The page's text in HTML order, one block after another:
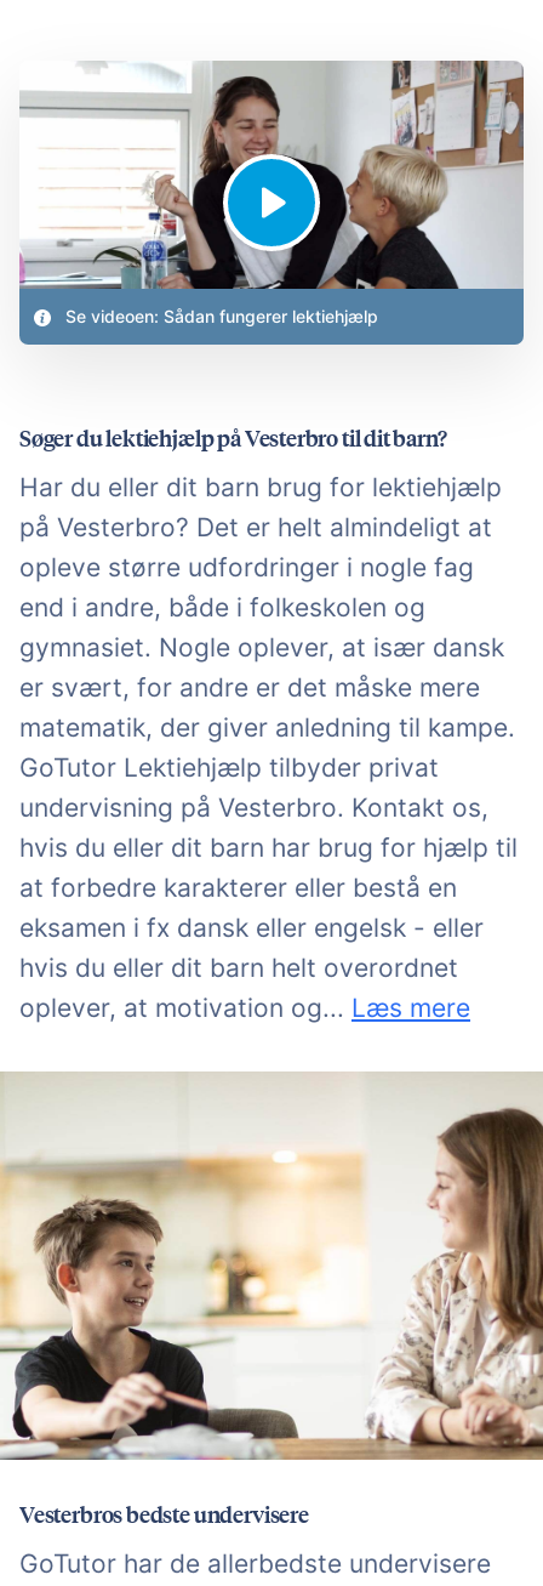
Se videoen: Sådan fungerer lektiehjælp
Søger du lektiehjælp på Vesterbro til dit barn?
Har du eller dit barn brug for lektiehjælp
på Vesterbro? Det er helt almindeligt at
opleve større udfordringer i nogle fag
end i andre, både i folkeskolen og
gymnasiet. Nogle oplever, at især dansk
er svært, for andre er det måske mere
matematik, der giver anledning til kampe.
GoTutor Lektiehjælp tilbyder privat
undervisning på Vesterbro. Kontakt os,
hvis du eller dit barn har brug for hjælp til
at forbedre karakterer eller bestå en
eksamen i fx dansk eller engelsk - eller
hvis du eller dit barn helt overordnet
oplever, at motivation ogskoleglæde godt
... Læs mere
Vesterbros bedste undervisere
GoTutor har de allerbedste undervisere